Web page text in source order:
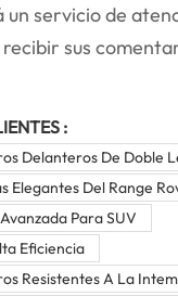
un servicio de
sus
:
Delanteros De Doble
Elegantes Del Range
Para SUV
Eficiencia
Resistentes A La